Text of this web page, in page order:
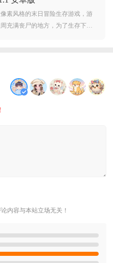
素风格的末日冒险生存游戏，游
充满丧尸的地方，为了生存下
内容与本站立场无关！